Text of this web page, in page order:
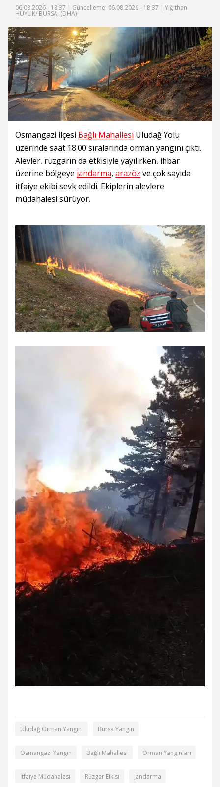
06.08.2026 - 18:37 | Güncelleme: 06.08.2026 - 18:37 | Yiğithan
HÜYÜK/ BURSA, (DHA)-
Osmangazi ilçesi Bağlı Mahallesi Uludağ Yolu
üzerinde saat 18.00 sıralarında orman yangını çıktı.
Alevler, rüzgarın da etkisiyle yayılırken, ihbar
üzerine bölgeye jandarma, arazöz ve çok sayıda
itfaiye ekibi sevk edildi. Ekiplerin alevlere
müdahalesi sürüyor.
Uludağ Orman Yangını Bursa Yangın
Osmangazi Yangın Bağlı Mahallesi Orman Yangınları
İtfaiye Müdahalesi Rüzgar Etkisi Jandarma